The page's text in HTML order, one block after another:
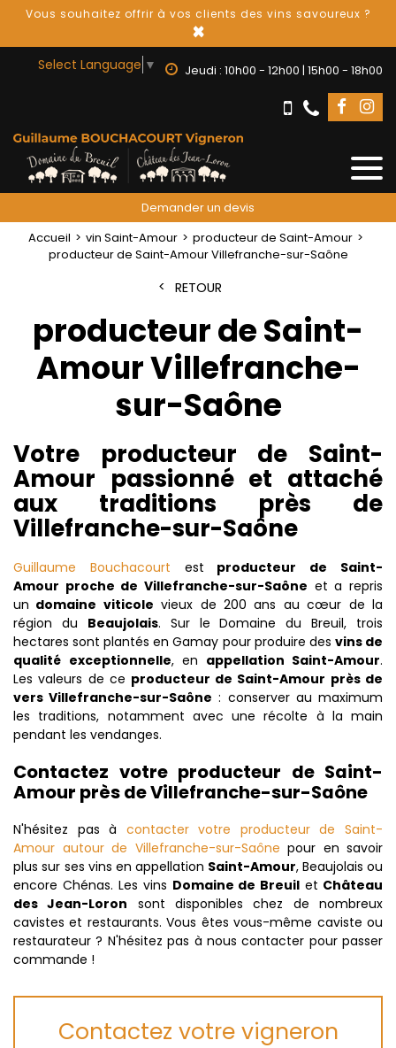
Vous souhaitez offrir à vos clients des vins savoureux ?
×
Select Language ▼ Jeudi : 10h00 - 12h00 | 15h00 - 18h00
Demander un devis
Accueil
vin Saint-Amour
producteur de Saint-Amour
producteur de Saint-Amour Villefranche-sur-Saône
RETOUR
producteur de Saint-
Amour Villefranche-
sur-Saône
Votre producteur de Saint-
Amour passionné et attaché
aux traditions près de
Villefranche-sur-Saône
Guillaume Bouchacourt est producteur de Saint-
Amour proche de Villefranche-sur-Saône et a repris
un domaine viticole vieux de 200 ans au cœur de la
région du Beaujolais. Sur le Domaine du Breuil, trois
hectares sont plantés en Gamay pour produire des vins de
qualité exceptionnelle, en appellation Saint-Amour.
Les valeurs de ce producteur de Saint-Amour près de
vers Villefranche-sur-Saône : conserver au maximum
les traditions, notamment avec une récolte à la main
pendant les vendanges.
Contactez votre producteur de Saint-
Amour près de Villefranche-sur-Saône
N'hésitez pas à contacter votre producteur de Saint-
Amour autour de Villefranche-sur-Saône pour en savoir
plus sur ses vins en appellation Saint-Amour, Beaujolais ou
encore Chénas. Les vins Domaine de Breuil et Château
des Jean-Loron sont disponibles chez de nombreux
cavistes et restaurants. Vous êtes vous-même caviste ou
restaurateur ? N'hésitez pas à nous contacter pour passer
commande !
Contactez votre vigneron